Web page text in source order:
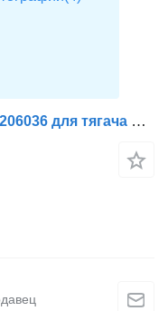
Радиатор кондиционера 81619206036 для тягача MAN TGX